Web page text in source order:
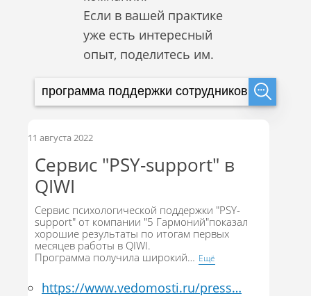
Если в вашей практике
уже есть интересный
опыт, поделитесь им.
11 августа 2022
Сервис "PSY-support" в
QIWI
Сервис психологической поддержки "PSY-
support" от компании "5 Гармоний"показал
хорошие результаты по итогам первых
месяцев работы в QIWI.
Программа получила широкий… Eщё
https://www.vedomosti.ru/press…